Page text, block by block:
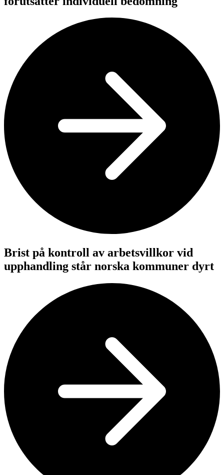
Brist på kontroll av arbetsvillkor vid
upphandling står norska kommuner dyrt